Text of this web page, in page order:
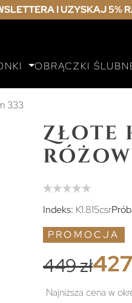
I UZYSKAJ 5%
OBRĄCZKI
333
Złote
Indeks: K1.815csr
PROMOCJA
449 zł
Najniższa cena w